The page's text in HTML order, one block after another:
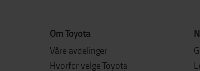
Om Toyota
Våre avdelinger
Hvorfor velge Toyota